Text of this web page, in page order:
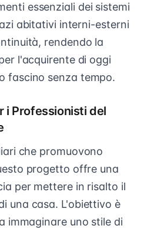
essenziali dei sistemi
abitativi interni-esterni
rendendo la
l'acquirente di oggi
fascino senza tempo.
i Professionisti del
che promuovono
progetto offre una
per mettere in risalto il
una casa. L'obiettivo è
immaginare uno stile di